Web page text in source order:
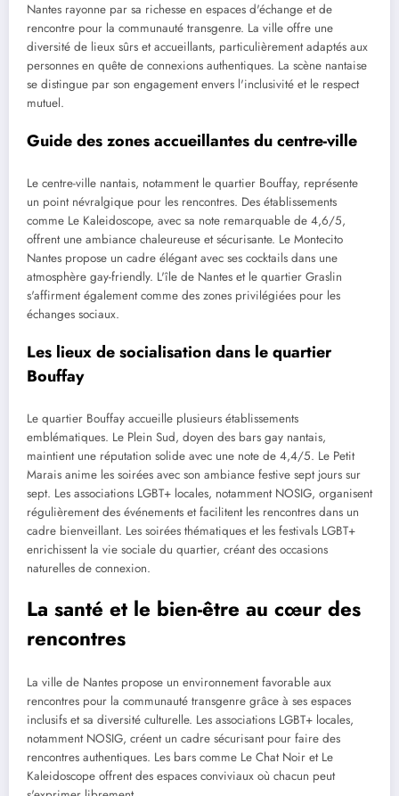
Nantes rayonne par sa richesse en espaces d'échange et de
rencontre pour la communauté transgenre. La ville offre une
diversité de lieux sûrs et accueillants, particulièrement adaptés aux
personnes en quête de connexions authentiques. La scène nantaise
se distingue par son engagement envers l'inclusivité et le respect
mutuel.
Guide des zones accueillantes du centre-ville
Le centre-ville nantais, notamment le quartier Bouffay, représente
un point névralgique pour les rencontres. Des établissements
comme Le Kaleidoscope, avec sa note remarquable de 4,6/5,
offrent une ambiance chaleureuse et sécurisante. Le Montecito
Nantes propose un cadre élégant avec ses cocktails dans une
atmosphère gay-friendly. L'île de Nantes et le quartier Graslin
s'affirment également comme des zones privilégiées pour les
échanges sociaux.
Les lieux de socialisation dans le quartier
Bouffay
Le quartier Bouffay accueille plusieurs établissements
emblématiques. Le Plein Sud, doyen des bars gay nantais,
maintient une réputation solide avec une note de 4,4/5. Le Petit
Marais anime les soirées avec son ambiance festive sept jours sur
sept. Les associations LGBT+ locales, notamment NOSIG, organisent
régulièrement des événements et facilitent les rencontres dans un
cadre bienveillant. Les soirées thématiques et les festivals LGBT+
enrichissent la vie sociale du quartier, créant des occasions
naturelles de connexion.
La santé et le bien-être au cœur des
rencontres
La ville de Nantes propose un environnement favorable aux
rencontres pour la communauté transgenre grâce à ses espaces
inclusifs et sa diversité culturelle. Les associations LGBT+ locales,
notamment NOSIG, créent un cadre sécurisant pour faire des
rencontres authentiques. Les bars comme Le Chat Noir et Le
Kaleidoscope offrent des espaces conviviaux où chacun peut